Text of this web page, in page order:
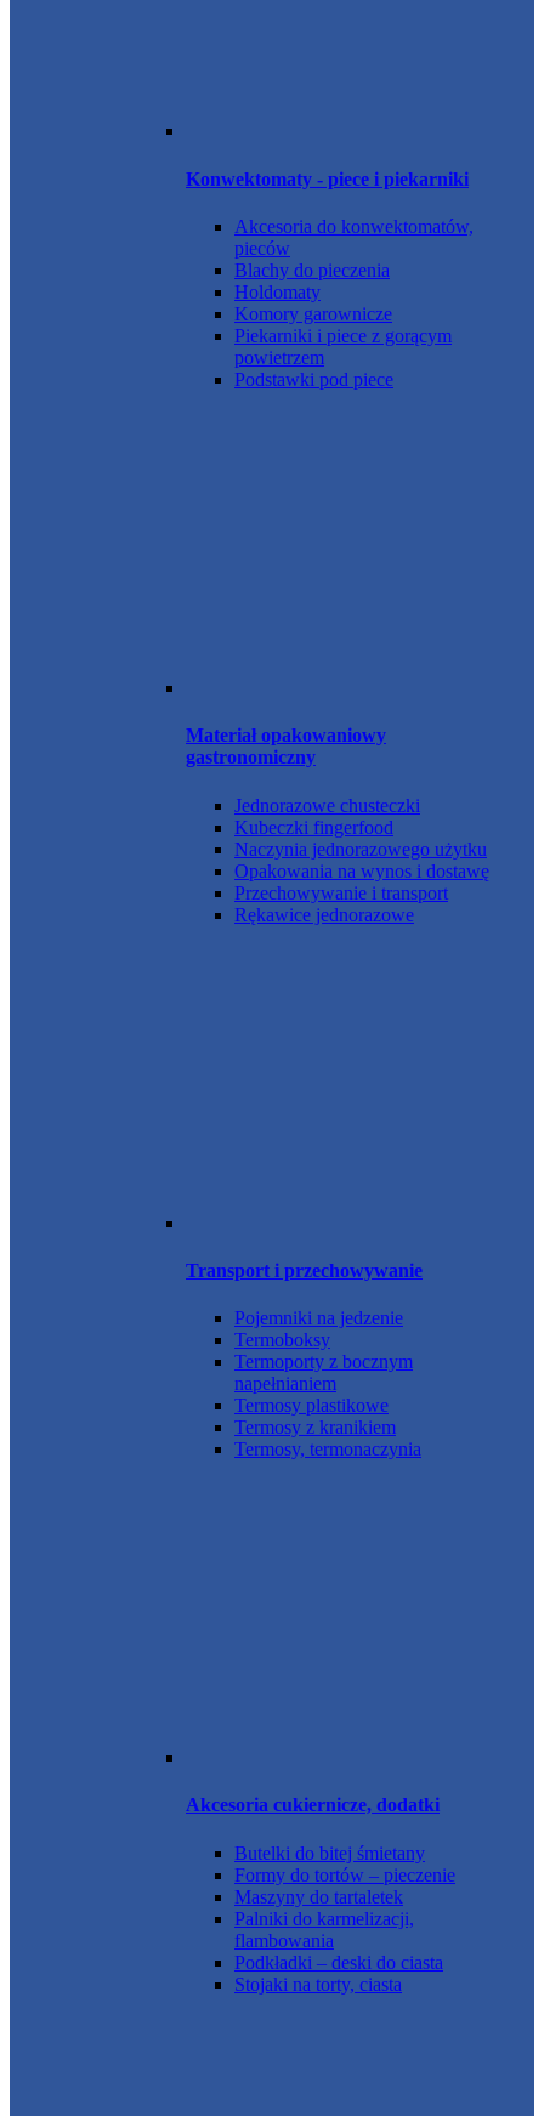
Konwektomaty - piece i piekarniki
Akcesoria do konwektomatów,
pieców
Blachy do pieczenia
Holdomaty
Komory garownicze
Piekarniki i piece z gorącym
powietrzem
Podstawki pod piece
Materiał opakowaniowy
gastronomiczny
Jednorazowe chusteczki
Kubeczki fingerfood
Naczynia jednorazowego użytku
Opakowania na wynos i dostawę
Przechowywanie i transport
Rękawice jednorazowe
Transport i przechowywanie
Pojemniki na jedzenie
Termoboksy
Termoporty z bocznym
napełnianiem
Termosy plastikowe
Termosy z kranikiem
Termosy, termonaczynia
Akcesoria cukiernicze, dodatki
Butelki do bitej śmietany
Formy do tortów – pieczenie
Maszyny do tartaletek
Palniki do karmelizacji,
flambowania
Podkładki – deski do ciasta
Stojaki na torty, ciasta